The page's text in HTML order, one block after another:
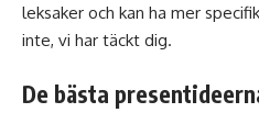
leksaker och kan ha mer
inte, vi har täckt dig.
De bästa